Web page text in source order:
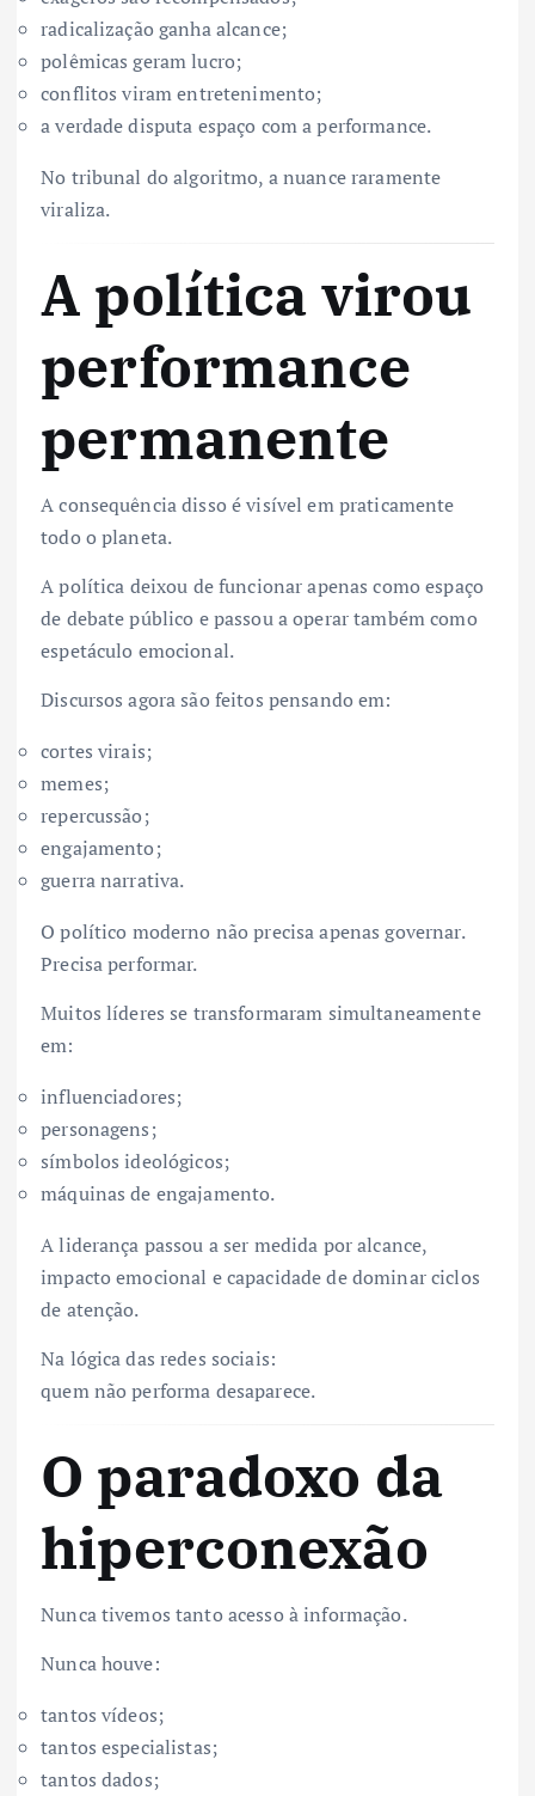
radicalização ganha alcance;
polêmicas geram lucro;
conflitos viram entretenimento;
a verdade disputa espaço com a performance.
No tribunal do algoritmo, a nuance raramente
viraliza.
A política virou
performance
permanente
A consequência disso é visível em praticamente
todo o planeta.
A política deixou de funcionar apenas como espaço
de debate público e passou a operar também como
espetáculo emocional.
Discursos agora são feitos pensando em:
cortes virais;
memes;
repercussão;
engajamento;
guerra narrativa.
O político moderno não precisa apenas governar.
Precisa performar.
Muitos líderes se transformaram simultaneamente
em:
influenciadores;
personagens;
símbolos ideológicos;
máquinas de engajamento.
A liderança passou a ser medida por alcance,
impacto emocional e capacidade de dominar ciclos
de atenção.
Na lógica das redes sociais:
quem não performa desaparece.
O paradoxo da
hiperconexão
Nunca tivemos tanto acesso à informação.
Nunca houve:
tantos vídeos;
tantos especialistas;
tantos dados;